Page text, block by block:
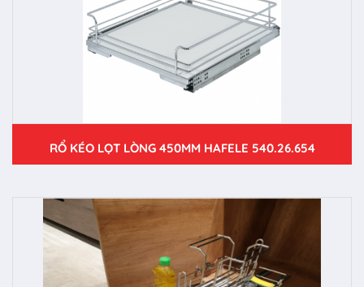
RỔ KÉO LỌT LÒNG 450MM HAFELE 540.26.654